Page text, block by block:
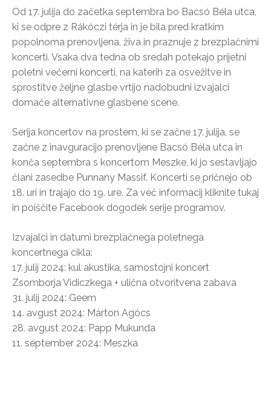
Od 17. julija do začetka septembra bo Bacsó Béla utca,
ki se odpre z Rákóczi térja in je bila pred kratkim
popolnoma prenovljena, živa in praznuje z brezplačnimi
koncerti. Vsaka dva tedna ob sredah potekajo prijetni
poletni večerni koncerti, na katerih za osvežitve in
sprostitve željne glasbe vrtijo nadobudni izvajalci
domače alternativne glasbene scene.
Serija koncertov na prostem, ki se začne 17. julija, se
začne z inavguracijo prenovljene Bacsó Béla utca in
konča septembra s koncertom Meszke, ki jo sestavljajo
člani zasedbe Punnany Massif. Koncerti se pričnejo ob
18. uri in trajajo do 19. ure. Za več informacij kliknite tukaj
in poiščite Facebook dogodek serije programov.
Izvajalci in datumi brezplačnega poletnega
koncertnega cikla:
17. julij 2024: kul akustika, samostojni koncert
Zsomborja Vidiczkega + ulična otvoritvena zabava
31. julij 2024: Geem
14. avgust 2024: Márton Agócs
28. avgust 2024: Papp Mukunda
11. september 2024: Meszka